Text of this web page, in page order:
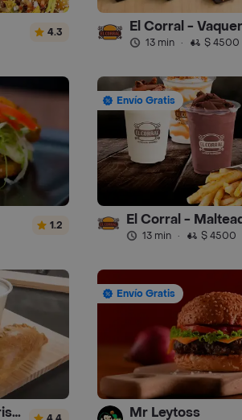
4.3 El Corral -
13 min · $ 4500
1.2
Envío Gratis
13 min · $ 4500
Desayunos Rancho Cristal
Envío Gratis
Mr Leytoss